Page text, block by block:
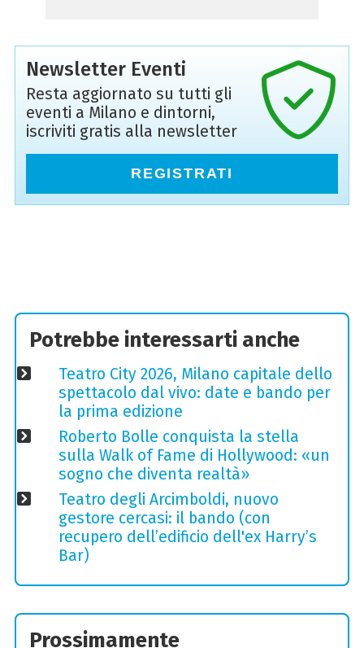
Newsletter Eventi
Resta aggiornato su tutti gli
eventi a Milano e dintorni,
iscriviti gratis alla newsletter
REGISTRATI
Potrebbe interessarti anche
Teatro City 2026, Milano capitale dello
spettacolo dal vivo: date e bando per
la prima edizione
Roberto Bolle conquista la stella
sulla Walk of Fame di Hollywood: «un
sogno che diventa realtà»
Teatro degli Arcimboldi, nuovo
gestore cercasi: il bando (con
recupero dell’edificio dell'ex Harry’s
Bar)
Prossimamente